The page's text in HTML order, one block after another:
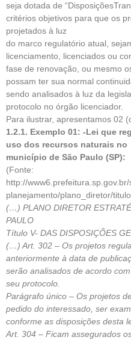
seja dotada de
critérios objetivos para que os
projetados à luz
do marco regulatório atual,
licenciamento, licenciados ou
fase de renovação, ou mesmo
possam ter sua normal
sendo analisados à luz da
protocolo no órgão licenciador.
Para ilustrar, apresentamos 02
1.2.1. Exemplo 01: -Lei que
uso dos recursos naturais no
município de São Paulo (SP):
(Fonte:
http://
planejamento/plano_diretor/
(…) PLANO DIRETOR
PAULO
Título V- DAS DISPOSIÇÕES
(…) Art. 302 – Os projetos
anteriormente à data de
serão analisados de acordo
seu protocolo.
Parágrafo único – Os projetos
pedido do interessado, ser
conforme as disposições desta
Art. 304 – Ficam assegurados